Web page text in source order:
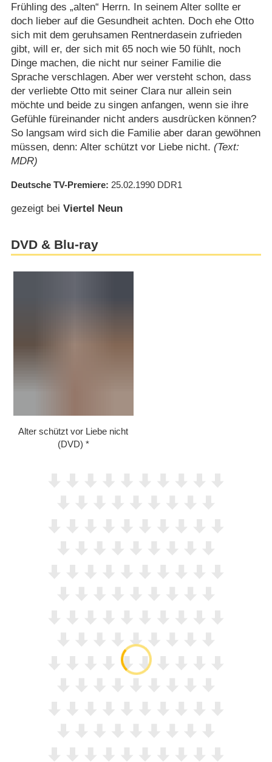
Frühling des „alten“ Herrn. In seinem Alter sollte er
doch lieber auf die Gesundheit achten. Doch ehe Otto
sich mit dem geruhsamen Rentnerdasein zufrieden
gibt, will er, der sich mit 65 noch wie 50 fühlt, noch
Dinge machen, die nicht nur seiner Familie die
Sprache verschlagen. Aber wer versteht schon, dass
der verliebte Otto mit seiner Clara nur allein sein
möchte und beide zu singen anfangen, wenn sie ihre
Gefühle füreinander nicht anders ausdrücken können?
So langsam wird sich die Familie aber daran gewöhnen
müssen, denn: Alter schützt vor Liebe nicht. (Text:
MDR)
Deutsche TV-Premiere 25.02.1990 DDR1
gezeigt bei Viertel Neun
DVD & Blu-ray
Alter schützt vor Liebe nicht
(DVD)